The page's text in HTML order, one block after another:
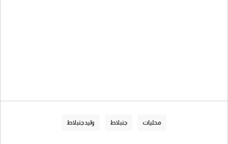
محليات جنبلاط وليد جنبلاط